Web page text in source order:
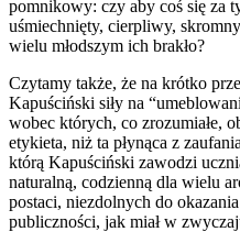
pomnikowy: czy aby coś się za
uśmiechnięty, cierpliwy,
wielu młodszym ich brakło?
Czytamy także, że na krótko
Kapuściński siły na
wobec których, co zrozumiałe,
etykieta, niż ta płynąca z
którą Kapuściński zawodzi
naturalną, codzienną dla wielu
postaci, niezdolnych do
publiczności, jak miał w